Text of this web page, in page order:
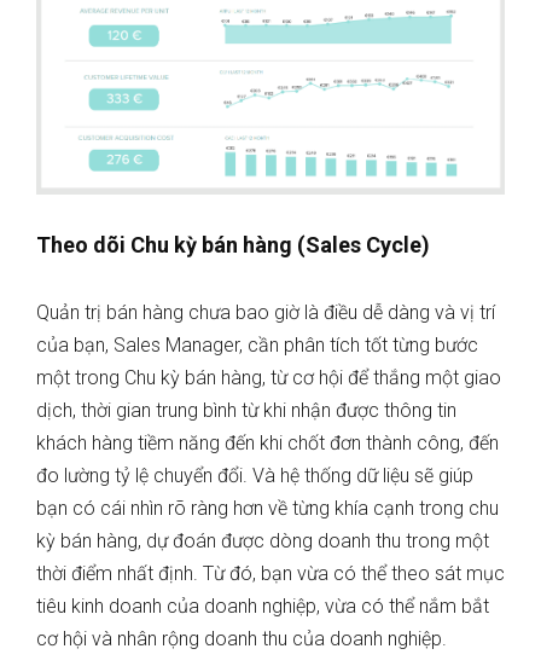
Theo dõi Chu kỳ bán hàng (Sales Cycle)
Quản trị bán hàng chưa bao giờ là điều dễ dàng và vị trí
của bạn, Sales Manager, cần phân tích tốt từng bước
một trong Chu kỳ bán hàng, từ cơ hội để thắng một giao
dịch, thời gian trung bình từ khi nhận được thông tin
khách hàng tiềm năng đến khi chốt đơn thành công, đến
đo lường tỷ lệ chuyển đổi. Và hệ thống dữ liệu sẽ giúp
bạn có cái nhìn rõ ràng hơn về từng khía cạnh trong chu
kỳ bán hàng, dự đoán được dòng doanh thu trong một
thời điểm nhất định. Từ đó, bạn vừa có thể theo sát mục
tiêu kinh doanh của doanh nghiệp, vừa có thể nắm bắt
cơ hội và nhân rộng doanh thu của doanh nghiệp.